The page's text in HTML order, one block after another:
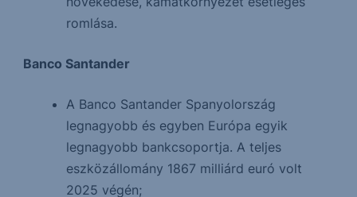
romlása.
Banco Santander
A Banco Santander Spanyolország
legnagyobb és egyben Európa egyik
legnagyobb bankcsoportja. A teljes
eszközállomány 1867 milliárd euró volt
2025 végén;